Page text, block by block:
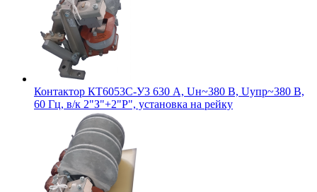
Контактор КТ6053С-У3 630 А, Uн~380 В, Uупр~380 В,
60 Гц, в/к 2"З"+2"Р", установка на рейку